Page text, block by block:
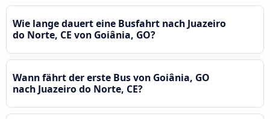
Wie lange dauert eine Busfahrt nach Juazeiro
do Norte, CE von Goiânia, GO?
Wann fährt der erste Bus von Goiânia, GO
nach Juazeiro do Norte, CE?